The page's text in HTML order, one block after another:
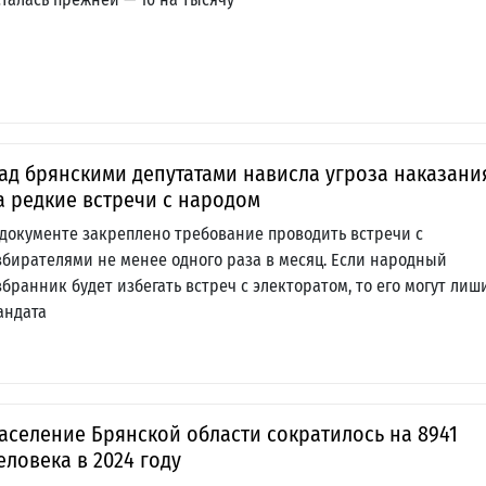
брянскими депутатами нависла угроза
редкие встречи с народом
закреплено требование проводить встречи с
не менее одного раза в месяц. Если народный
будет избегать встреч с электоратом, то его могут
Брянской области сократилось на 8941
в 2024 году